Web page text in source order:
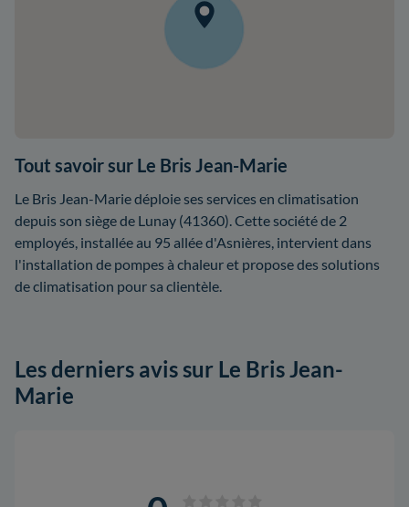
Tout savoir sur Le Bris Jean-Marie
Le Bris Jean-Marie déploie ses services en climatisation
depuis son siège de Lunay (41360). Cette société de 2
employés, installée au 95 allée d'Asnières, intervient dans
l'installation de pompes à chaleur et propose des solutions
de climatisation pour sa clientèle.
Les derniers avis sur Le Bris Jean-
Marie